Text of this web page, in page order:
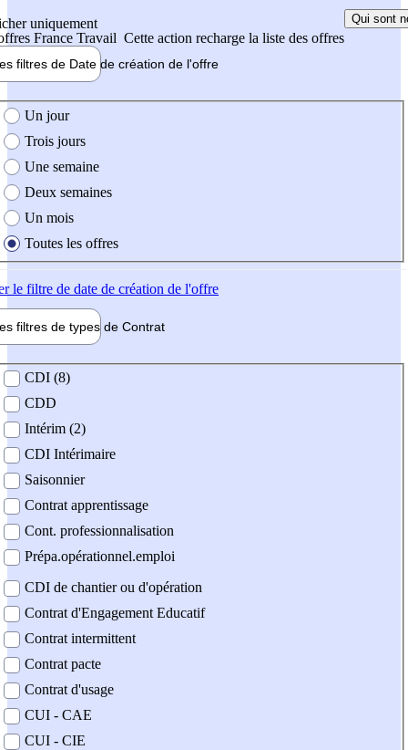
uniquement
France Travail Cette action recharge la liste des offres
Qui sont
filtres de Date de création de l'offre
création de l'offre
Un jour
Trois jours
Une semaine
Deux semaines
Un mois
Toutes les offres
le filtre de date de création de l'offre
filtres de types de Contrat
contrat
CDI (8)
CDD
Intérim (2)
CDI Intérimaire
Saisonnier
Contrat apprentissage
Cont. professionnalisation
Prépa.opérationnel.emploi
CDI de chantier ou d'opération
Contrat d'Engagement Educatif
Contrat intermittent
Contrat pacte
Contrat d'usage
CUI - CAE
CUI - CIE